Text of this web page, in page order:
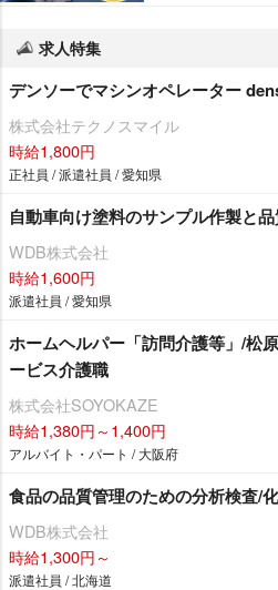
求人特集
デンソーでマシンオペレーター
株式会社テクノスマイル
時給1,800円
正社員 / 派遣社員 / 愛知県
自動車向け塗料のサンプル作製と
WDB株式会社
時給1,600円
派遣社員 / 愛知県
ホームヘルパー「訪問介護等」/松
ービス介護職
株式会社SOYOKAZE
時給1,380円～1,400円
アルバイト・パート / 大阪府
食品の品質管理のための分析検査/
WDB株式会社
時給1,300円～
派遣社員 / 北海道